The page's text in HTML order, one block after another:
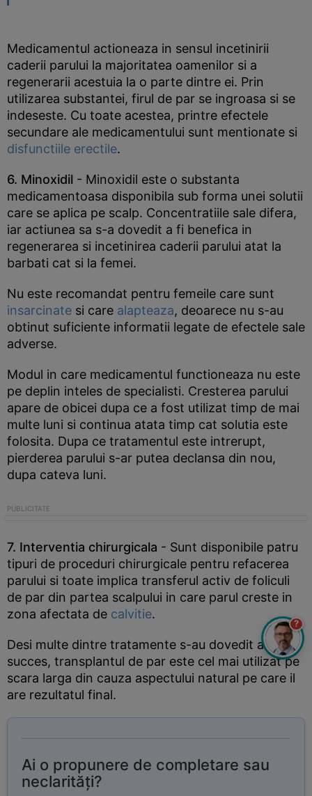
Medicamentul actioneaza in sensul incetinirii
caderii parului la majoritatea oamenilor si a
regenerarii acestuia la o parte dintre ei. Prin
utilizarea substantei, firul de par se ingroasa si se
indeseste. Cu toate acestea, printre efectele
secundare ale medicamentului sunt mentionate si
disfunctiile erectile.
6. Minoxidil - Minoxidil este o substanta
medicamentoasa disponibila sub forma unei solutii
care se aplica pe scalp. Concentratiile sale difera,
iar actiunea sa s-a dovedit a fi benefica in
regenerarea si incetinirea caderii parului atat la
barbati cat si la femei.
Nu este recomandat pentru femeile care sunt
insarcinate si care alapteaza, deoarece nu s-au
obtinut suficiente informatii legate de efectele sale
adverse.
Modul in care medicamentul functioneaza nu este
pe deplin inteles de specialisti. Cresterea parului
apare de obicei dupa ce a fost utilizat timp de mai
multe luni si continua atata timp cat solutia este
folosita. Dupa ce tratamentul este intrerupt,
pierderea parului s-ar putea declansa din nou,
dupa cateva luni.
7. Interventia chirurgicala - Sunt disponibile patru
tipuri de proceduri chirurgicale pentru refacerea
parului si toate implica transferul activ de foliculi
de par din partea scalpului in care parul creste in
zona afectata de calvitie.
Desi multe dintre tratamente s-au dovedit a avea
succes, transplantul de par este cel mai utilizat pe
scara larga din cauza aspectului natural pe care il
are rezultatul final.
Ai o propunere de completare sau
neclarități?
?